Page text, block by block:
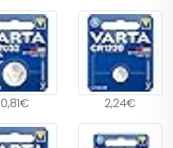
0,81€ 2,24€